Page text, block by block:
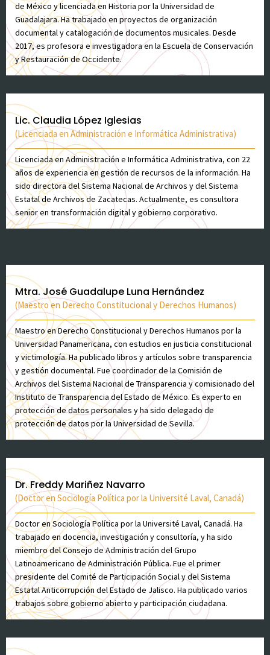
de México y licenciada en Historia por la Universidad de
Guadalajara. Ha trabajado en proyectos de organización
documental y catalogación de documentos musicales. Desde
2017, es profesora e investigadora en la Escuela de Conservación
y Restauración de Occidente.
Lic. Claudia López Iglesias
(Licenciada en Administración e Informática Administrativa)
Licenciada en Administración e Informática Administrativa, con 22
años de experiencia en gestión de recursos de la información. Ha
sido directora del Sistema Nacional de Archivos y del Sistema
Estatal de Archivos de Zacatecas. Actualmente, es consultora
senior en transformación digital y gobierno corporativo.
Mtra. José Guadalupe Luna Hernández
(Maestro en Derecho Constitucional y Derechos Humanos)
Maestro en Derecho Constitucional y Derechos Humanos por la
Universidad Panamericana, con estudios en justicia constitucional
y victimología. Ha publicado libros y artículos sobre transparencia
y gestión documental. Fue coordinador de la Comisión de
Archivos del Sistema Nacional de Transparencia y comisionado del
Instituto de Transparencia del Estado de México. Es experto en
protección de datos personales y ha sido delegado de
protección de datos por la Universidad de Sevilla.
Dr. Freddy Mariñez Navarro
(Doctor en Sociología Política por la Université Laval, Canadá)
Doctor en Sociología Política por la Université Laval, Canadá. Ha
trabajado en docencia, investigación y consultoría, y ha sido
miembro del Consejo de Administración del Grupo
Latinoamericano de Administración Pública. Fue el primer
presidente del Comité de Participación Social y del Sistema
Estatal Anticorrupción del Estado de Jalisco. Ha publicado varios
trabajos sobre gobierno abierto y participación ciudadana.